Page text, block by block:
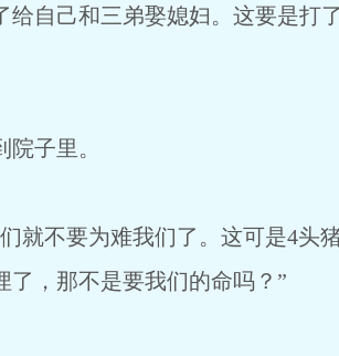
自己和三弟娶媳妇。这要是打
子里。
不要为难我们了。这可是4头
，那不是要我们的命吗？”